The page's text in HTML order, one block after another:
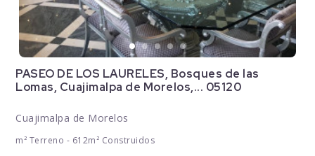
PASEO DE LOS LAURELES, Bosques de las
Lomas, Cuajimalpa de Morelos,... 05120
Cuajimalpa de Morelos
m² Terreno - 612m² Construidos